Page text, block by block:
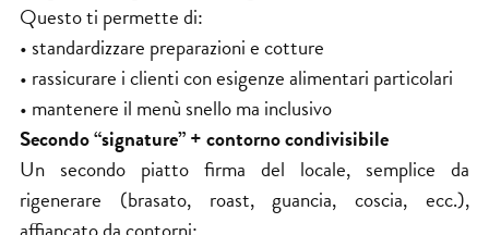
Questo ti permette di:
• standardizzare preparazioni e cotture
• rassicurare i clienti con esigenze alimentari particolari
• mantenere il menù snello ma inclusivo
Secondo “signature” + contorno condivisibile
Un secondo piatto firma del locale, semplice da
rigenerare (brasato, roast, guancia, coscia, ecc.),